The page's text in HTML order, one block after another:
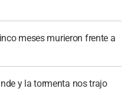
meses murieron frente a
y la tormenta nos trajo